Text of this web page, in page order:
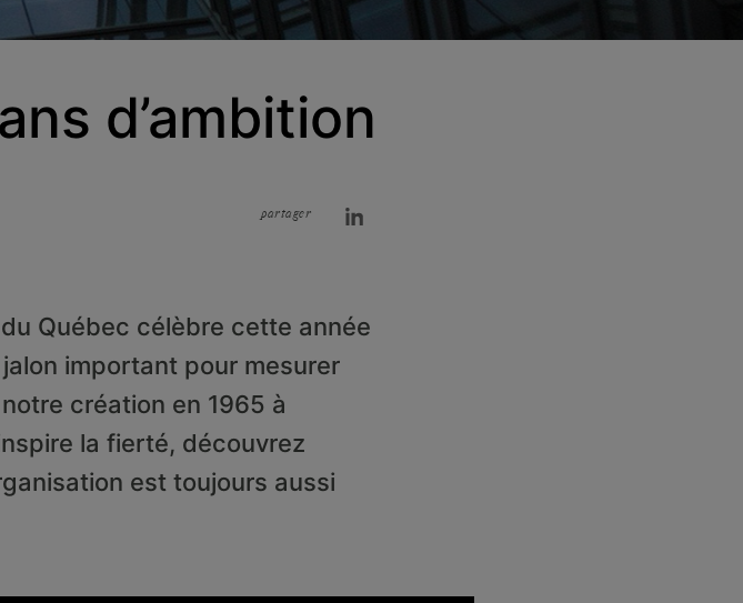
d’ambition
partager
Québec célèbre cette année
jalon important pour mesurer
création en 1965 à
la fierté, découvrez
est toujours aussi